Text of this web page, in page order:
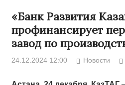
«Банк Развития
профинансирует
завод по
24.12.2024 12:00 Новости